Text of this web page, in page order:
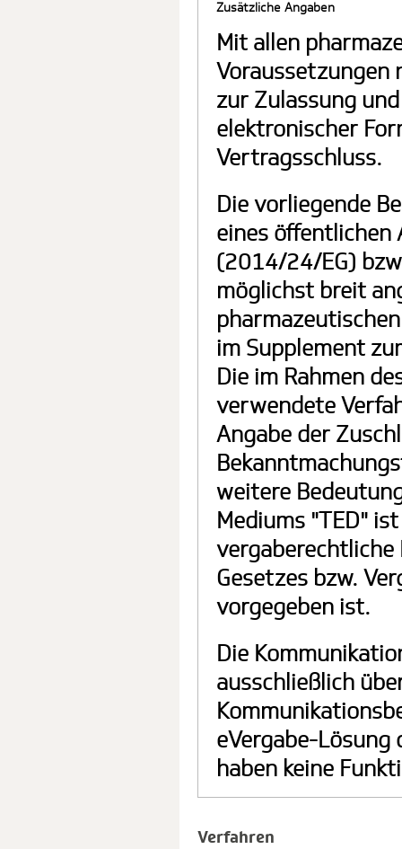
Zusätzliche Angaben
Mit allen
Voraussetzungen
zur Zulassung
elektronischer
Vertragsschluss.
Die vorliegende
eines öffentlichen
(2014/24/EG)
möglichst breit
im Supplement
Die im Rahmen
verwendete
Angabe der
weitere
Mediums "TED"
vergaberechtliche
Gesetzes bzw.
vorgegeben ist.
Die
ausschließlich
eVergabe-
haben keine
Verfahren